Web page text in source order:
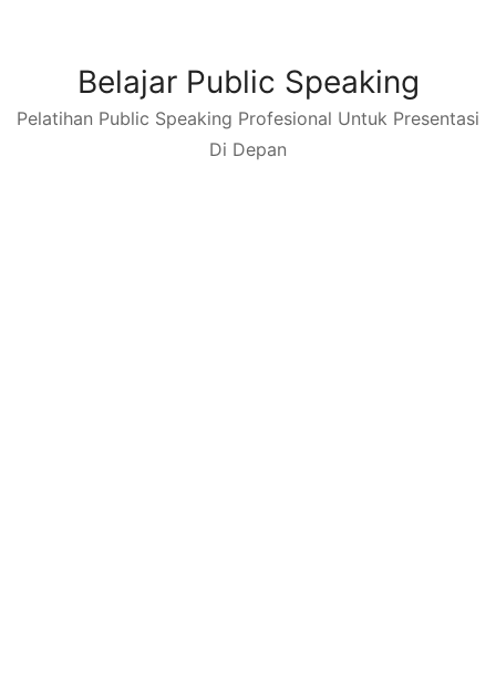
Belajar Public Speaking
Pelatihan Public Speaking Profesional Untuk Presentasi
Di Depan